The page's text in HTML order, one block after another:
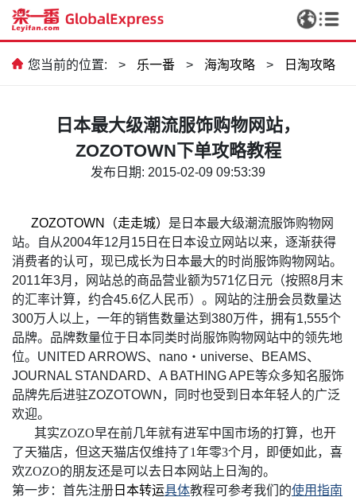
您当前的位置: > 乐一番 > 海淘攻略 > 日淘攻略
日本最大级潮流服饰购物网站，
ZOZOTOWN下单攻略教程
发布日期: 2015-02-09 09:53:39
ZOZOTOWN （走走城） 是日本最大级潮流服饰购物网
站。自从2004年12月15日在日本设立网站以来，逐渐获得
消费者的认可，现已成长为日本最大的时尚服饰购物网站。
2011年3月，网站总的商品营业额为571亿日元（按照8月末
的汇率计算，约合45.6亿人民币）。网站的注册会员数量达
300万人以上，一年的销售数量达到380万件，拥有1,555个
品牌。品牌数量位于日本同类时尚服饰购物网站中的领先地
位。UNITED ARROWS、nano・universe、BEAMS、
JOURNAL STANDARD、A BATHING APE等众多知名服饰
品牌先后进驻ZOZOTOWN，同时也受到日本年轻人的广泛
欢迎。
其实ZOZO早在前几年就有进军中国市场的打算，也开
了天猫店，但这天猫店仅维持了1年零3个月，即便如此，喜
欢ZOZO的朋友还是可以去日本网站上日淘的。
第一步：首先注册 日本转运具体教程可参考我们的使用指南